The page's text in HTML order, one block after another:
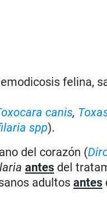
felina,
canis,
spp).
del corazón (
antes del
adultosantes